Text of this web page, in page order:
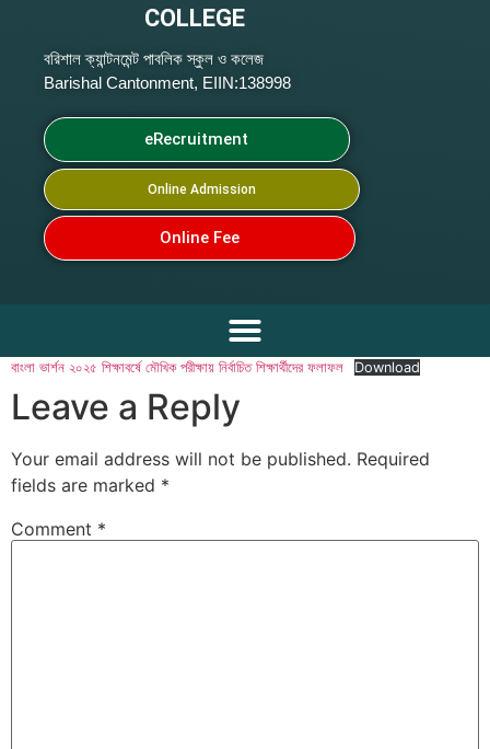
COLLEGE
বরিশাল ক্যান্টনমেন্ট পাবলিক স্কুল ও কলেজ
Barishal Cantonment, EIIN:138998
eRecruitment
Online Admission
Online Fee
বাংলা ভার্শন ২০২৫ শিক্ষাবর্ষে মৌখিক পরীক্ষায় নির্বাচিত শিক্ষার্থীদের ফলাফল Download
Leave a Reply
Your email address will not be published. Required
fields are marked *
Comment *